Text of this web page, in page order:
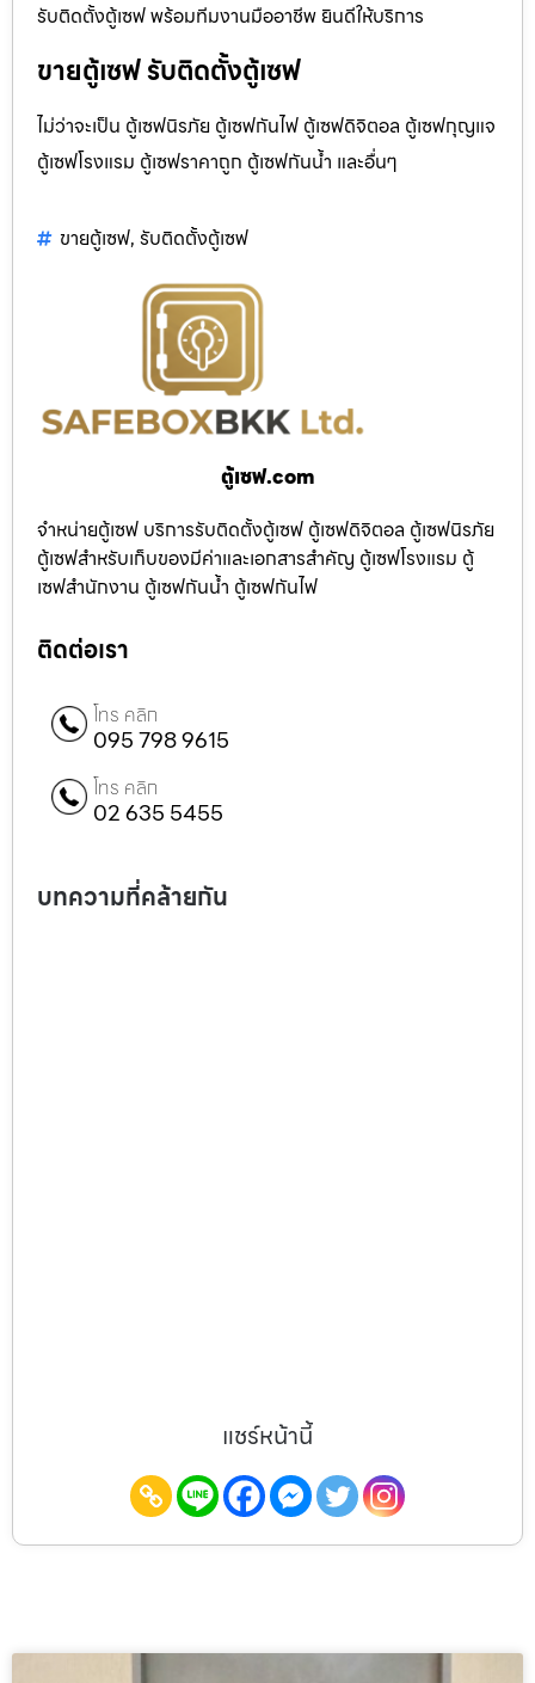
รับติดตั้งตู้เซฟ พร้อมทีมงานมืออาชีพ ยินดีให้บริการ
ขายตู้เซฟ รับติดตั้งตู้เซฟ
ไม่ว่าจะเป็น ตู้เซฟนิรภัย ตู้เซฟกันไฟ ตู้เซฟดิจิตอล ตู้เซฟกุญแจ
ตู้เซฟโรงแรม ตู้เซฟราคาถูก ตู้เซฟกันน้ำ และอื่นๆ
ขายตู้เซฟ, รับติดตั้งตู้เซฟ
ตู้เซฟ.com
จำหน่ายตู้เซฟ บริการรับติดตั้งตู้เซฟ ตู้เซฟดิจิตอล ตู้เซฟนิรภัย
ตู้เซฟสำหรับเก็บของมีค่าและเอกสารสำคัญ ตู้เซฟโรงแรม ตู้
เซฟสำนักงาน ตู้เซฟกันน้ำ ตู้เซฟกันไฟ
ติดต่อเรา
โทร คลิก
095 798 9615
โทร คลิก
02 635 5455
บทความที่คล้ายกัน
แชร์หน้านี้